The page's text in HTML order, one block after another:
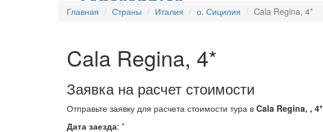
Главная Страны Италия о. Сицилия Cala Regina, 4*
Cala Regina, 4*
Заявка на расчет стоимости
Отправьте заявку для расчета стоимости тура в Cala Regina, , 4*
Дата заезда: *